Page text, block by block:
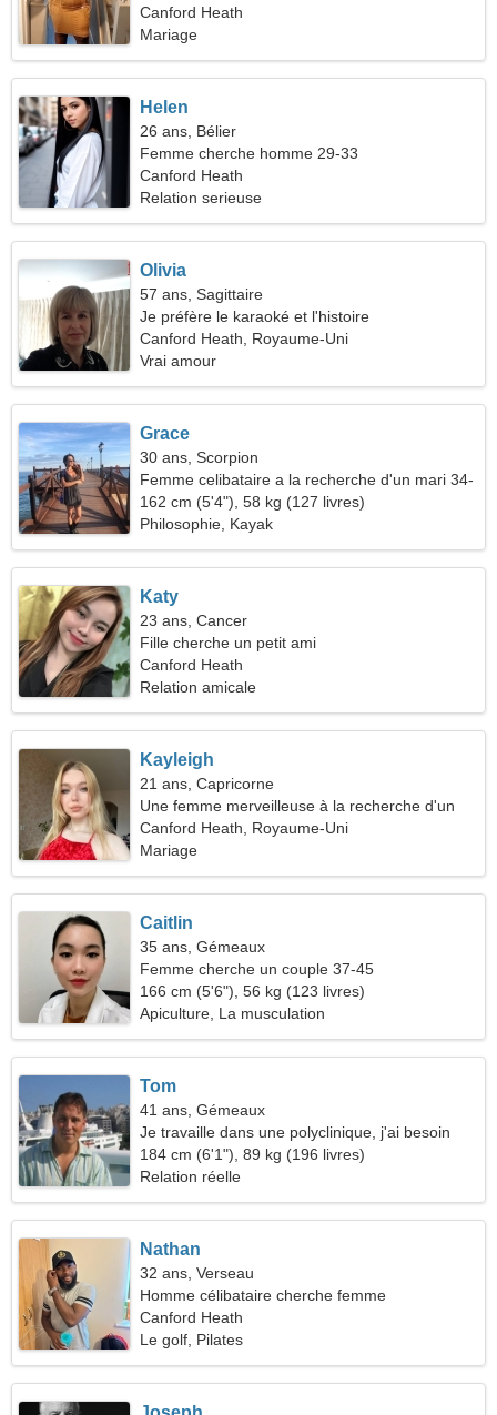
Canford Heath
Mariage
Helen
26 ans, Bélier
Femme cherche homme 29-33
Canford Heath
Relation serieuse
Olivia
57 ans, Sagittaire
Je préfère le karaoké et l'histoire
Canford Heath, Royaume-Uni
Vrai amour
Grace
30 ans, Scorpion
Femme celibataire a la recherche d'un mari 34-
42
162 cm (5'4"), 58 kg (127 livres)
Philosophie, Kayak
Katy
23 ans, Cancer
Fille cherche un petit ami
Canford Heath
Relation amicale
Kayleigh
21 ans, Capricorne
Une femme merveilleuse à la recherche d'un
partenaire
Canford Heath, Royaume-Uni
Mariage
Caitlin
35 ans, Gémeaux
Femme cherche un couple 37-45
166 cm (5'6"), 56 kg (123 livres)
Apiculture, La musculation
Tom
41 ans, Gémeaux
Je travaille dans une polyclinique, j'ai besoin
d'une femme sociable
184 cm (6'1"), 89 kg (196 livres)
Relation réelle
Nathan
32 ans, Verseau
Homme célibataire cherche femme
Canford Heath
Le golf, Pilates